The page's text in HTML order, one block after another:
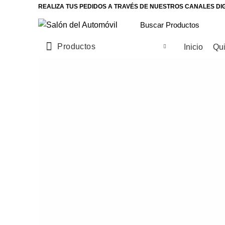
REALIZA TUS PEDIDOS A TRAVÉS DE NUESTROS CANALES
Productos Inicio